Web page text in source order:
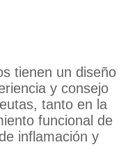
tienen un diseño
y consejo
tanto en la
funcional de
inflamación y